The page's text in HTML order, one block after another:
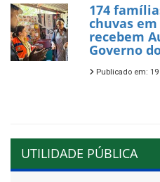
174
chuvas
recebem
Governo
Publicado em:
UTILIDADE PÚBLICA